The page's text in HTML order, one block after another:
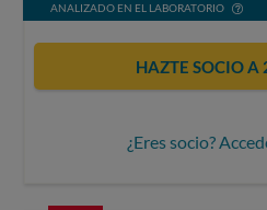
ANALIZADO EN EL LABORATORIO
HAZTE SOCIO A
¿Eres socio?